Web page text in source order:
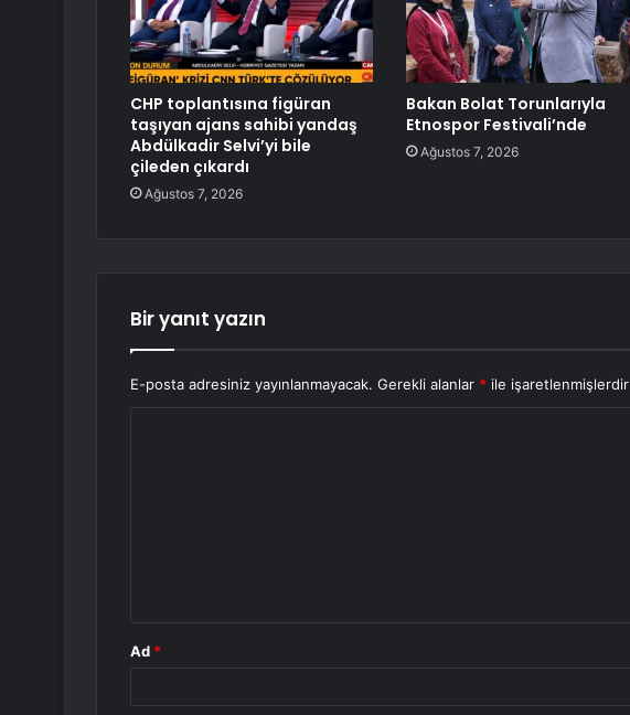
CHP toplantısına figüran
taşıyan ajans sahibi yandaş
Abdülkadir Selvi’yi bile
çileden çıkardı
Ağustos 7, 2026
Bakan Bolat Torunlarıyla
Etnospor Festivali’nde
Ağustos 7, 2026
Bir yanıt yazın
E-posta adresiniz yayınlanmayacak. Gerekli alanlar * ile işaretlenmişlerdir
Ad *